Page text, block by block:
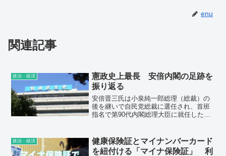
enu
関連記事
政治・経済
憲政史上最長 安倍内閣の足跡を
振り返る
安倍晋三氏は小泉純一郎総理（総裁）の
後を継いで自民党総裁に選任され、首班
指名で第90代内閣総理大臣に就任した。
り咲き、通算及び連続の在職日数ともに
憲政史上最長の総理と...
政治・経済
健康保険証とマイナンバーカード
を紐付ける「マイナ保険証」 利